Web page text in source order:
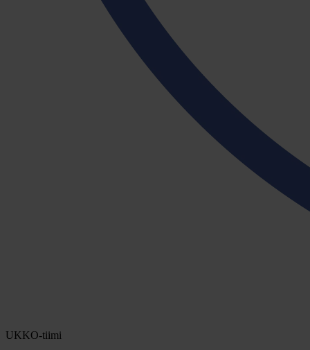
UKKO-tiimi